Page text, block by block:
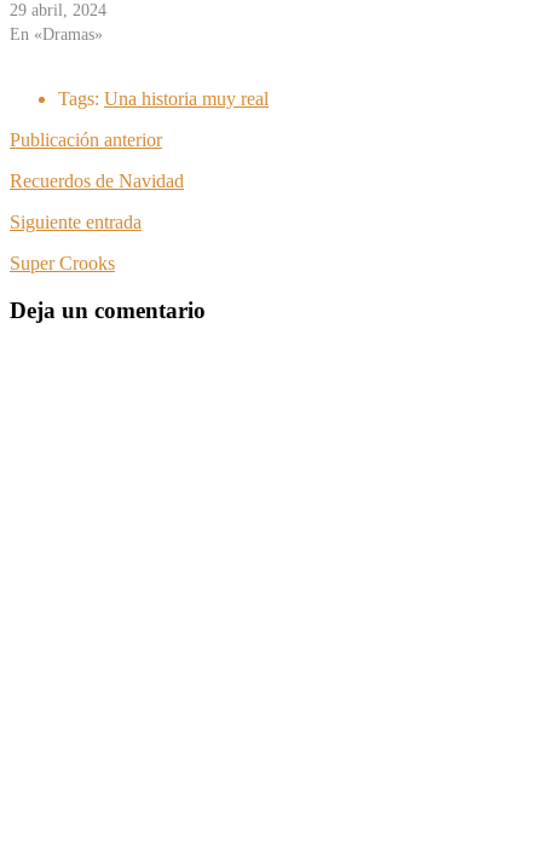
29 abril, 2024
En «Dramas»
Tags: Una historia muy real
Publicación anterior
Recuerdos de Navidad
Siguiente entrada
Super Crooks
Deja un comentario